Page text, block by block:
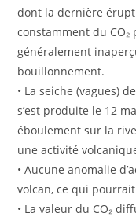
dont la dernière
constamment du CO₂
généralement
bouillonnement.
• La seiche (vagues)
s’est produite le 12
éboulement sur la
une activité
• Aucune anomalie
volcan, ce qui
• La valeur du CO₂